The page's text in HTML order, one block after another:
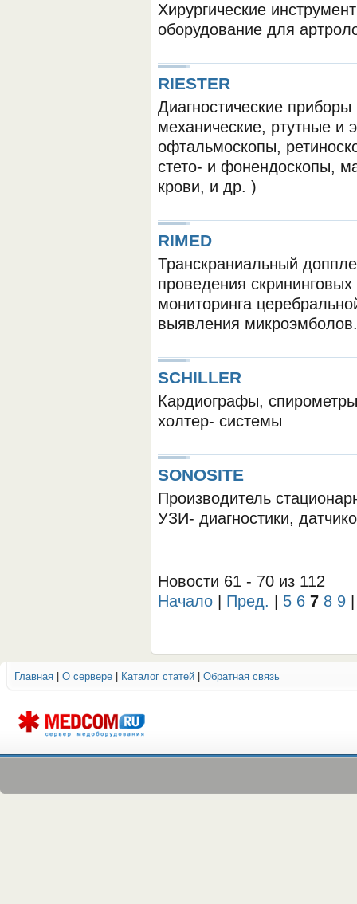
ОБОРУДОВАНИЯ МЕДКОМ
Хирургические
оборудование для
RIESTER
Диагностические
механические, ртутные и
офтальмоскопы,
стето- и фонендоскопы,
крови, и др. )
RIMED
Транскраниальный
проведения
мониторинга
выявления микроэмболов.
SCHILLER
Кардиографы,
холтер- системы
SONOSITE
Производитель
УЗИ- диагностики,
Новости 61 - 70 из 112
Начало
Пред. 5 6 7 8 9
Главная О сервере Каталог статей Обратная связь